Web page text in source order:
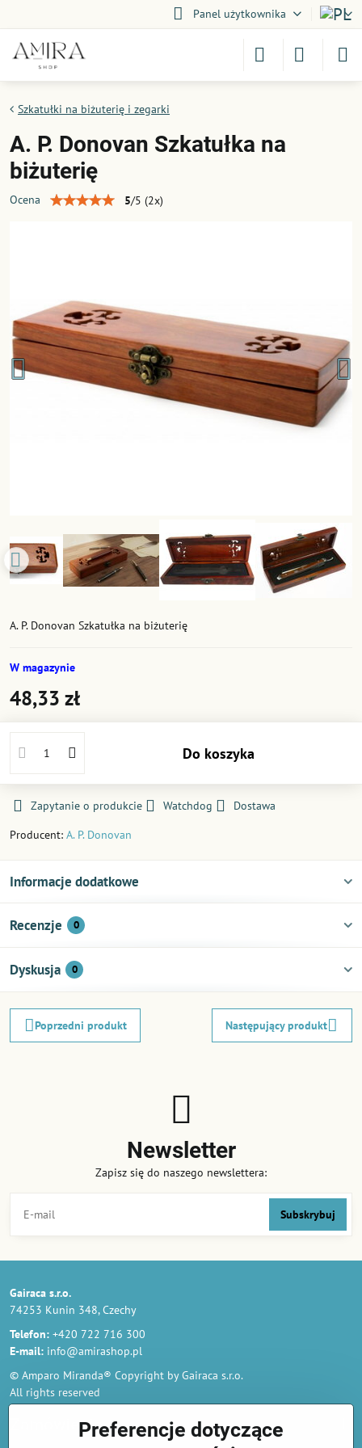
Panel użytkownika
Szkatułki na biżuterię i zegarki
A. P. Donovan Szkatułka na
biżuterię
Ocena 5/5 (2x)
A. P. Donovan Szkatułka na biżuterię
W magazynie
48,33 zł
Do koszyka
Zapytanie o produkcie Watchdog
Dostawa
Producent: A. P. Donovan
Informacje dodatkowe
Recenzje 0
Dyskusja 0
Poprzedni produkt Następujący produkt
Newsletter
Zapisz się do naszego newslettera:
Subskrybuj
Gairaca s.r.o.
74253 Kunin 348, Czechy
Telefon: +420 722 716 300
E-mail: info@amirashop.pl
© Amparo Miranda® Copyright by Gairaca s.r.o.
All rights reserved
ZamówieniaPreferencje dotyczące